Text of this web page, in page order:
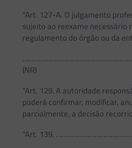
“Art. 127-A. O julgamento
sujeito ao reexame necessário
regulamento do órgão ou da
(NR)
“Art. 129. A autoridade
poderá confirmar, modificar,
parcialmente, a decisão
“Art. 139.